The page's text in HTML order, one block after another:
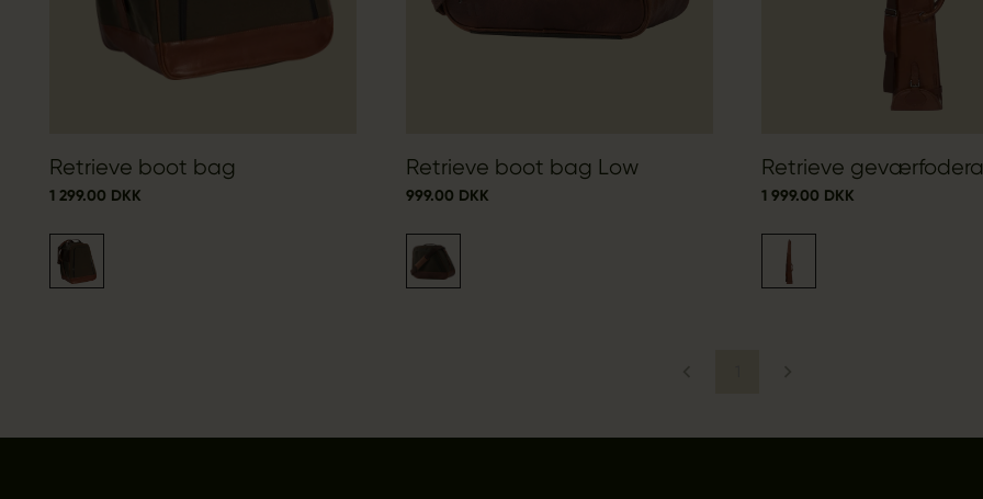
Retrieve boot bag
1 299.00 DKK
Retrieve boot bag Low
999.00 DKK
Retrieve
1 999.00 DKK